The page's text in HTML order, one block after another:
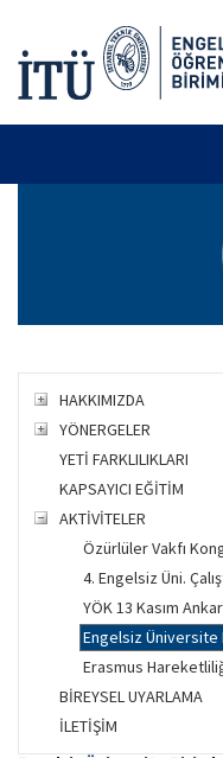
HAKKIMIZDA
YÖNERGELER
YETİ FARKLILIKLARI
KAPSAYICI EĞİTİM
AKTİVİTELER
Özürlüler Vakfı
4. Engelsiz Üni.
YÖK 13 Kasım
Engelsiz Üniversite
BİREYSEL UYARLAMA
İLETİŞİM